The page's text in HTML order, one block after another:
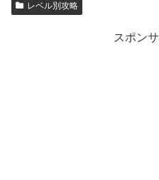
レベル別攻略
スポン